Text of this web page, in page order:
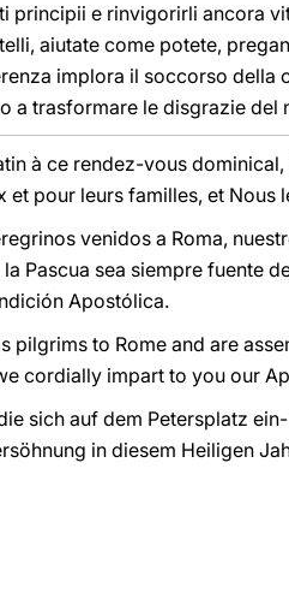
principii e rinvigorirli ancora
aiutate come potete,
implora il soccorso della
a trasformare le disgrazie del
à ce rendez-vous
pour leurs familles, et Nous
venidos a Roma,
Pascua sea siempre fuente
Apostólica.
pilgrims to Rome and are
cordially impart to you our
sich auf dem Petersplatz
in diesem Heiligen